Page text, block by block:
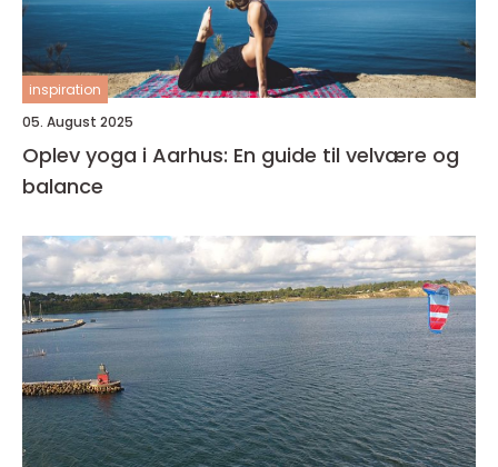
inspiration
05. August 2025
Oplev yoga i Aarhus: En guide til velvære og
balance